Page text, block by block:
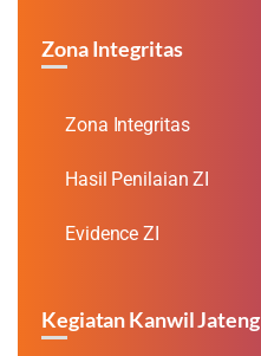
Zona Integritas
Zona Integritas
Hasil Penilaian ZI
Evidence ZI
Kegiatan Kanwil Jateng